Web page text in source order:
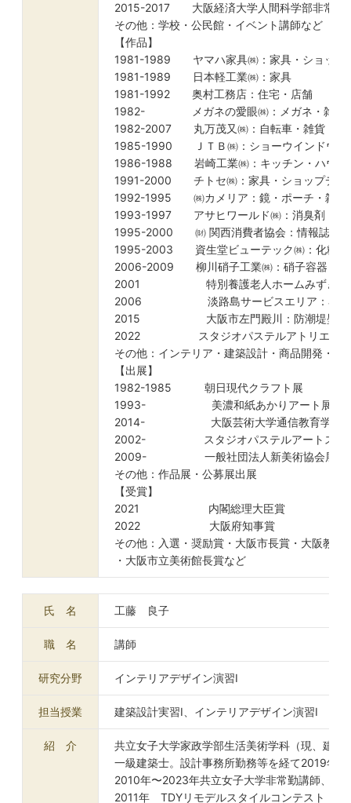
2015-2017 大阪経済大学人間科学部非常勤
その他：学校・公民館・イベント講師など
【作品】
1981-1989 ヤマハ家具㈱：家具・ショップ
1981-1989 日本軽工業㈱：家具
1981-1992 奥村工務店：住宅・店舗
1982- メガネの愛眼㈱：メガネ・雑貨・
1982-2007 丸万茂又㈱：自転車・雑貨・店
1985-1990 ＪＴＢ㈱：ショーウインドウデ
1986-1988 岩崎工業㈱：キッチン・ハウス
1991-2000 チトセ㈱：家具・ショップディ
1992-1995 ㈱カメリア：鏡・ポーチ・雑貨
1993-1997 アサヒワールド㈱：消臭剤・店
1995-2000 ㈶ 関西消費者協会：情報誌編集
1995-2003 資生堂ビューテック㈱：化粧品
2006-2009 柳川硝子工業㈱：硝子容
2001 特別養護老人ホームみずき：
2006 淡路島サービスエリア：看板
2015 大阪市左門殿川：防潮堤壁画タ
2022 スタジオパステルアトリエ：外
その他：インテリア・建築設計・商品開発・
【出展】
1982-1985 朝日現代クラフト展
1993- 美濃和紙あかりアート展
2014- 大阪芸術大学通信教育学部
2002- スタジオパステルアートスク
2009- 一般社団法人新美術協会展
その他：作品展・公募展出展
【受賞】
2021 内閣総理大臣賞
2022 大阪府知事賞
その他：入選・奨励賞・大阪市長賞・大阪教育
・大阪市立美術館長賞など
氏 名 工藤 良子
職 名 講師
研究分野 インテリアデザイン演習Ⅰ
担当授業 建築設計実習Ⅰ、インテリアデザイン演習Ⅰ
紹 介
共立女子大学家政学部生活美術学科（現、建築
一級建築士。設計事務所勤務等を経て2019年
2010年〜2023年共立女子大学非常勤講師、
2011年 TDYリモデルスタイルコンテスト